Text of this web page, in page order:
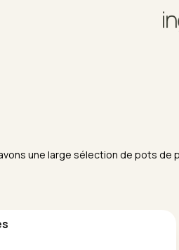
une large sélection de pots